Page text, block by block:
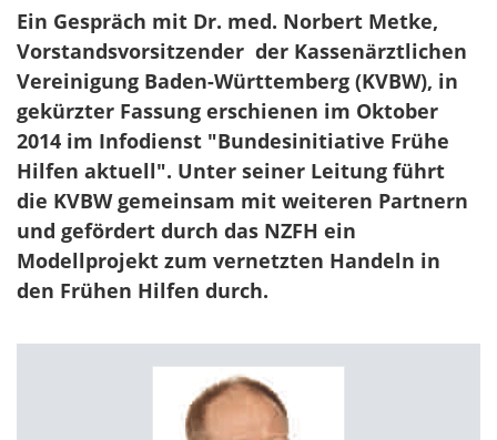
Ein Gespräch mit Dr. med. Norbert Metke,
Vorstandsvorsitzender der Kassenärztlichen
Vereinigung Baden-Württemberg (KVBW), in
gekürzter Fassung erschienen im Oktober
2014 im Infodienst "Bundesinitiative Frühe
Hilfen aktuell". Unter seiner Leitung führt
die KVBW gemeinsam mit weiteren Partnern
und gefördert durch das NZFH ein
Modellprojekt zum vernetzten Handeln in
den Frühen Hilfen durch.